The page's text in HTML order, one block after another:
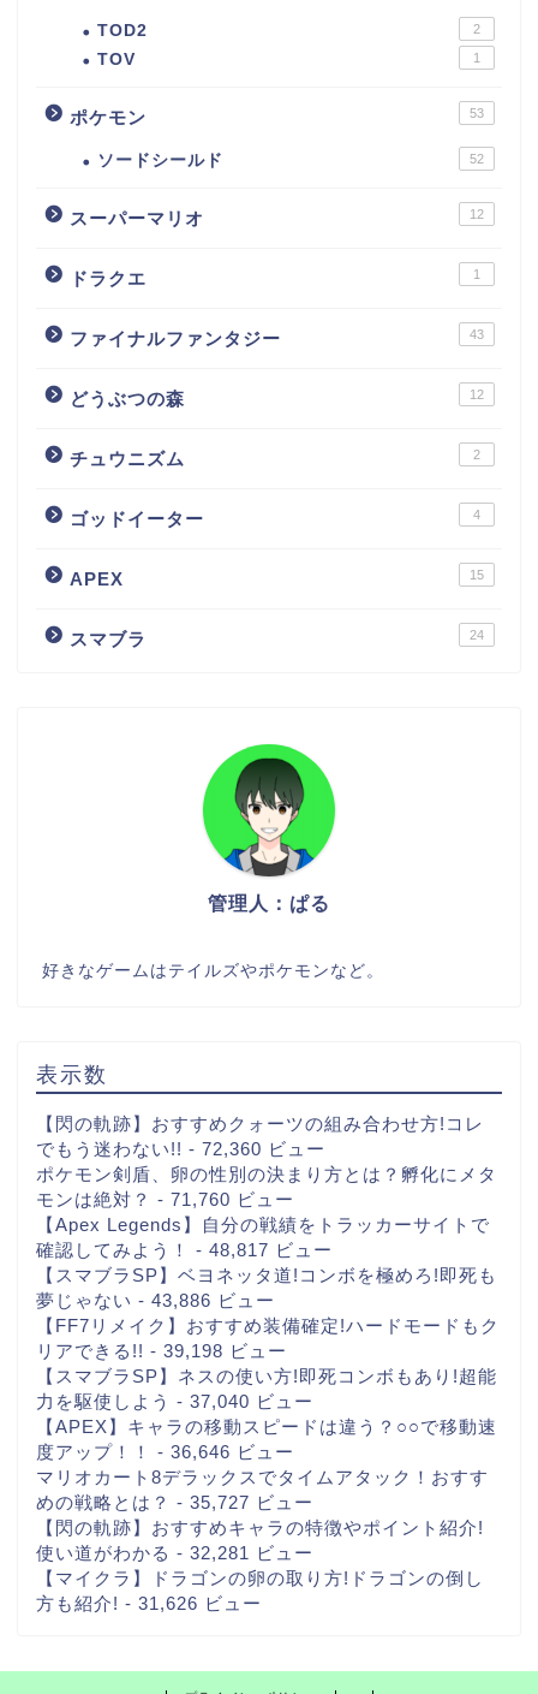
TOD2 2
TOV 1
ポケモン 53
ソードシールド 52
スーパーマリオ 12
ドラクエ 1
ファイナルファンタジー 43
どうぶつの森 12
チュウニズム 2
ゴッドイーター 4
APEX 15
スマブラ 24
管理人：ぱる
好きなゲームはテイルズやポケモンなど。
表示数
【閃の軌跡】おすすめクォーツの組み合わせ方!コレ
でもう迷わない!! - 72,360 ビュー
ポケモン剣盾、卵の性別の決まり方とは？孵化にメタ
モンは絶対？ - 71,760 ビュー
【Apex Legends】自分の戦績をトラッカーサイトで
確認してみよう！
- 48,817 ビュー
【スマブラSP】ベヨネッタ道!コンボを極めろ!即死も
夢じゃない - 43,886 ビュー
【FF7リメイク】おすすめ装備確定!ハードモードもク
リアできる!! - 39,198 ビュー
【スマブラSP】ネスの使い方!即死コンボもあり!超能
力を駆使しよう - 37,040 ビュー
【APEX】キャラの移動スピードは違う？○○で移動速
度アップ！！
- 36,646 ビュー
マリオカート8デラックスでタイムアタック！おすす
めの戦略とは？ - 35,727 ビュー
【閃の軌跡】おすすめキャラの特徴やポイント紹介!
使い道がわかる - 32,281 ビュー
【マイクラ】ドラゴンの卵の取り方!ドラゴンの倒し
方も紹介! - 31,626 ビュー